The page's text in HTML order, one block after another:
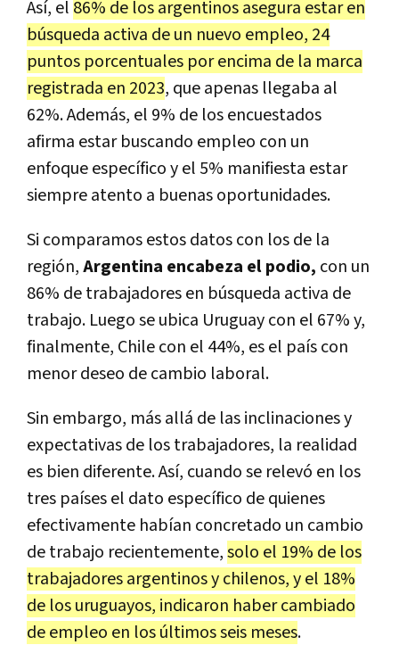
Así, el 86% de los argentinos asegura estar en
búsqueda activa de un nuevo empleo, 24
puntos porcentuales por encima de la marca
registrada en 2023, que apenas llegaba al
62%. Además, el 9% de los encuestados
afirma estar buscando empleo con un
enfoque específico y el 5% manifiesta estar
siempre atento a buenas oportunidades.
Si comparamos estos datos con los de la
región,Argentina encabeza el podio, con un
86% de trabajadores en búsqueda activa de
trabajo. Luego se ubica Uruguay con el 67% y,
finalmente, Chile con el 44%, es el país con
menor deseo de cambio laboral.
Sin embargo, más allá de las inclinaciones y
expectativas de los trabajadores, la realidad
es bien diferente. Así, cuando se relevó en los
tres países el dato específico de quienes
efectivamente habían concretado un cambio
de trabajo recientemente,solo el 19% de los
trabajadores argentinos y chilenos, y el 18%
de los uruguayos, indicaron haber cambiado
de empleo en los últimos seis meses.